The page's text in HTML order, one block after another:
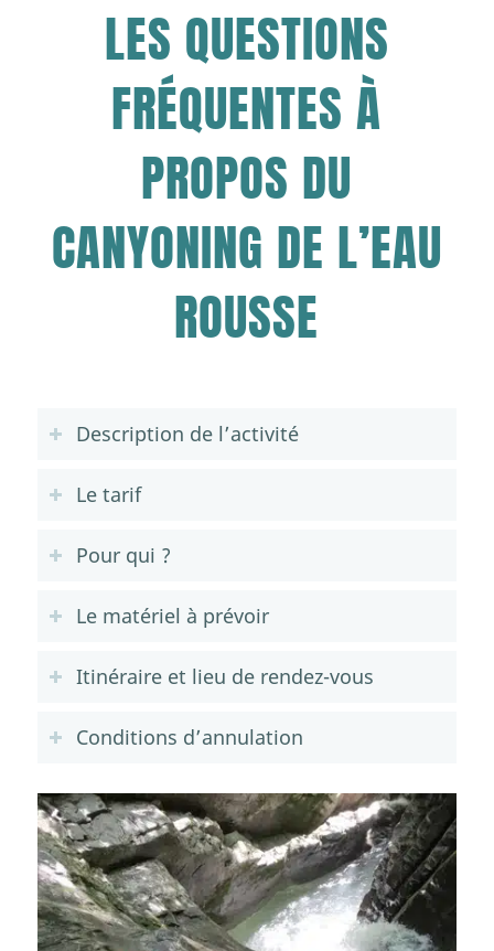
LES QUESTIONS
FRÉQUENTES À
PROPOS DU
CANYONING DE L’EAU
ROUSSE
Description de l’activité
Le tarif
Pour qui ?
Le matériel à prévoir
Itinéraire et lieu de rendez-vous
Conditions d’annulation